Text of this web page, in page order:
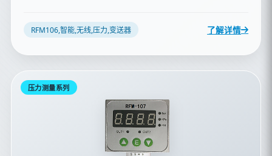
RFM106,智能,无线,压力,变送器 了解详情
压力测量系列